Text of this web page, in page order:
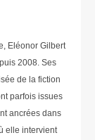
Eléonor Gilbert
2008. Ses
de la fiction
parfois issues
ancrées dans
elle intervient